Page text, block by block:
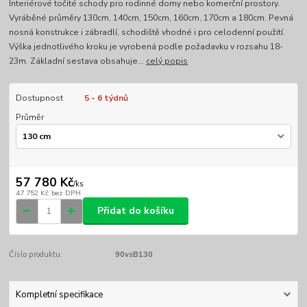
Interiérové točité schody pro rodinné domy nebo komerční prostory.
Vyráběné průměry 130cm, 140cm, 150cm, 160cm, 170cm a 180cm. Pevná
nosná konstrukce i zábradlí, schodiště vhodné i pro celodenní použití.
Výška jednotlivého kroku je vyrobená podle požadavku v rozsahu 18-
23m. Základní sestava obsahuje... celý popis
Dostupnost
5 - 6 týdnů
Průměr
57 780 Kč/ks
47 752 Kč bez DPH
Přidat do košíku
Číslo produktu: 90vsB130
Kompletní specifikace